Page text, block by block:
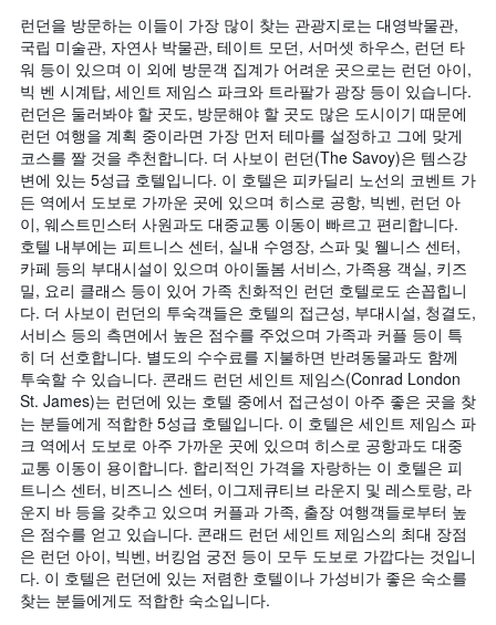
런던을 방문하는 이들이 가장 많이 찾는 관광지로는 대영박물관,
국립 미술관, 자연사 박물관, 테이트 모던, 서머셋 하우스, 런던 타
워 등이 있으며 이 외에 방문객 집계가 어려운 곳으로는 런던 아이,
빅 벤 시계탑, 세인트 제임스 파크와 트라팔가 광장 등이 있습니다.
런던은 둘러봐야 할 곳도, 방문해야 할 곳도 많은 도시이기 때문에
런던 여행을 계획 중이라면 가장 먼저 테마를 설정하고 그에 맞게
코스를 짤 것을 추천합니다. 더 사보이 런던(The Savoy)은 템스강
변에 있는 5성급 호텔입니다. 이 호텔은 피카딜리 노선의 코벤트 가
든 역에서 도보로 가까운 곳에 있으며 히스로 공항, 빅벤, 런던 아
이, 웨스트민스터 사원과도 대중교통 이동이 빠르고 편리합니다.
호텔 내부에는 피트니스 센터, 실내 수영장, 스파 및 웰니스 센터,
카페 등의 부대시설이 있으며 아이돌봄 서비스, 가족용 객실, 키즈
밀, 요리 클래스 등이 있어 가족 친화적인 런던 호텔로도 손꼽힙니
다. 더 사보이 런던의 투숙객들은 호텔의 접근성, 부대시설, 청결도,
서비스 등의 측면에서 높은 점수를 주었으며 가족과 커플 등이 특
히 더 선호합니다. 별도의 수수료를 지불하면 반려동물과도 함께
투숙할 수 있습니다. 콘래드 런던 세인트 제임스(Conrad London
St. James)는 런던에 있는 호텔 중에서 접근성이 아주 좋은 곳을 찾
는 분들에게 적합한 5성급 호텔입니다. 이 호텔은 세인트 제임스 파
크 역에서 도보로 아주 가까운 곳에 있으며 히스로 공항과도 대중
교통 이동이 용이합니다. 합리적인 가격을 자랑하는 이 호텔은 피
트니스 센터, 비즈니스 센터, 이그제큐티브 라운지 및 레스토랑, 라
운지 바 등을 갖추고 있으며 커플과 가족, 출장 여행객들로부터 높
은 점수를 얻고 있습니다. 콘래드 런던 세인트 제임스의 최대 장점
은 런던 아이, 빅벤, 버킹엄 궁전 등이 모두 도보로 가깝다는 것입니
다. 이 호텔은 런던에 있는 저렴한 호텔이나 가성비가 좋은 숙소를
찾는 분들에게도 적합한 숙소입니다.